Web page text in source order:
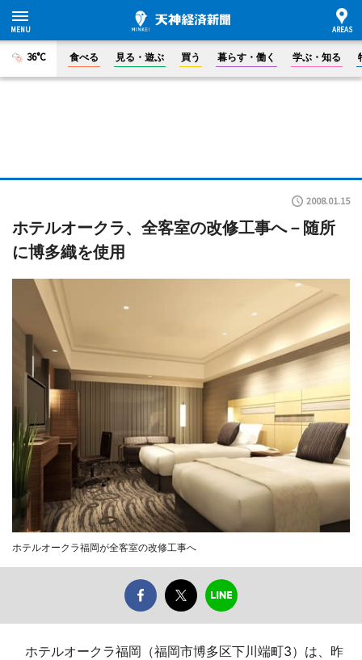
36°C 食べる 見る・遊ぶ 買う 暮らす・働く 学ぶ・知る
2008.01.15
ホテルオークラ、全客室の改修工事へ－随所
に博多織を使用
ホテルオークラ福岡が全客室の改修工事へ
ホテルオークラ福岡（福岡市博多区下川端町3）は、昨